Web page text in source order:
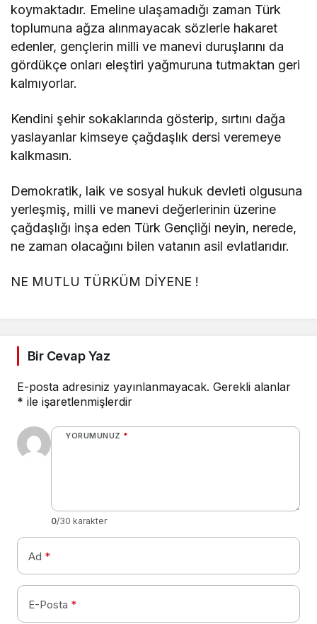
koymaktadır. Emeline ulaşamadığı zaman Türk
toplumuna ağza alınmayacak sözlerle hakaret
edenler, gençlerin milli ve manevi duruşlarını da
gördükçe onları eleştiri yağmuruna tutmaktan geri
kalmıyorlar.
Kendini şehir sokaklarında gösterip, sırtını dağa
yaslayanlar kimseye çağdaşlık dersi veremeye
kalkmasın.
Demokratik, laik ve sosyal hukuk devleti olgusuna
yerleşmiş, milli ve manevi değerlerinin üzerine
çağdaşlığı inşa eden Türk Gençliği neyin, nerede,
ne zaman olacağını bilen vatanın asil evlatlarıdır.
NE MUTLU TÜRKÜM DİYENE !
Bir Cevap Yaz
E-posta adresiniz yayınlanmayacak. Gerekli alanlar
* ile işaretlenmişlerdir
YORUMUNUZ *
0/30 karakter
Ad *
E-Posta *